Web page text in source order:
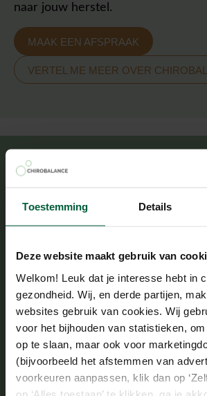
Toestemming Details
Deze website maakt gebruik van
Welkom! Leuk dat je interesse hebt in
gezondheid. Wij, en derde partijen,
websites gebruik van cookies. Wij
voor het bijhouden van statistieken,
op te slaan, maar ook voor
(bijvoorbeeld het afstemmen van
voorkeuren aanpassen, klik dan op
op ‘Alles toestaan’ te klikken, ga je
naar jouw herstel.
MAAK EEN AFSPRAAK
VERTEL ME MEER OVER
We
krijgen
een 9,6
van onze
tevreden
0
We
ontvingen
al meer
dan 250
Google
reviews
Samen al
meer dan 20
jaar ervaring
als
chiropractor